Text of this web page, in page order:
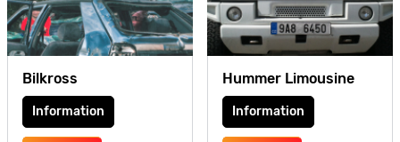
Bilkross
Information
Hummer Limousine
Information